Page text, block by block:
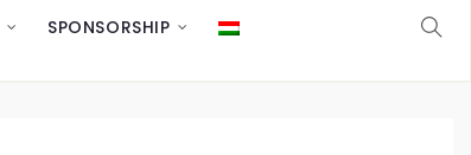
SPONSORSHIP